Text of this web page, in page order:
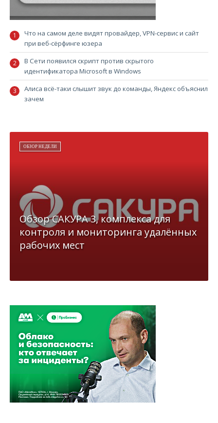
Что на самом деле видят провайдер, VPN-сервис и сайт
при веб-сёрфинге юзера
В Сети появился скрипт против скрытого
идентификатора Microsoft в Windows
Алиса всё-таки слышит звук до команды, Яндекс объяснил
зачем
ОБЗОР НЕДЕЛИ
Обзор САКУРА 3, комплекса для
контроля и мониторинга удалённых
рабочих мест